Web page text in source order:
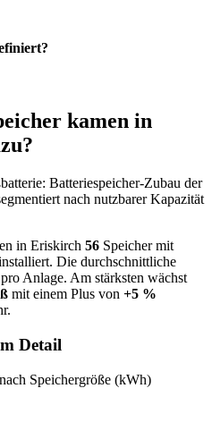
kamen in
Batteriespeicher-Zubau der
nach nutzbarer Kapazität
in Eriskirch 56 Speicher mit
Die durchschnittliche
pro Anlage. Am stärksten wächst
mit einem Plus von +5 %
Detail
Speichergröße (kWh)